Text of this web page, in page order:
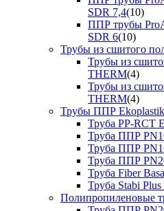
SDR 7,4(10)
ППР трубы
SDR 6(10)
Трубы из сшитого
Трубы из
THERM(4)
Трубы из
THERM(4)
Трубы ППР
Труба PP-RCT
Труба ППР
Труба ППР
Труба ППР
Труба Fiber
Труба Stabi
Полипропиленовые